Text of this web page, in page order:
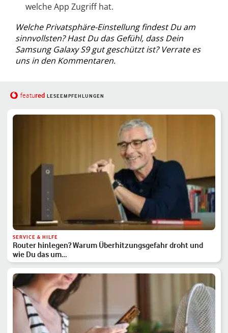
welche App Zugriff hat.
Welche Privatsphäre-Einstellung findest Du am
sinnvollsten? Hast Du das Gefühl, dass Dein
Samsung Galaxy S9 gut geschützt ist? Verrate es
uns in den Kommentaren.
featured LESEEMPFEHLUNGEN
SERVICE & HILFE
Router hinlegen? Warum Überhitzungsgefahr droht und
wie Du das um…